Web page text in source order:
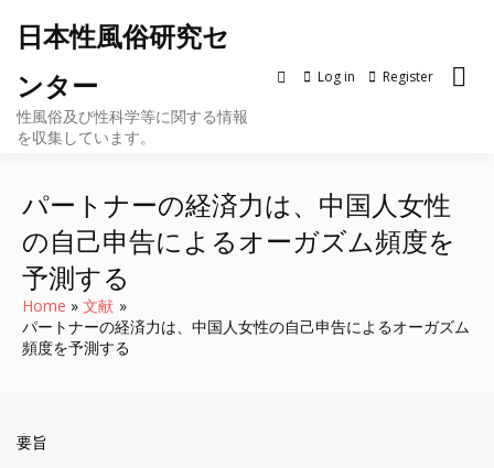
content
日本性風俗研究セ
ンター
性風俗及び性科学等に関する情報
を収集しています。
Log in Register
パートナーの経済力は、中国人女性
の自己申告によるオーガズム頻度を
予測する
Home
文献
パートナーの経済力は、中国人女性の自己申告によるオーガズム
頻度を予測する
要旨